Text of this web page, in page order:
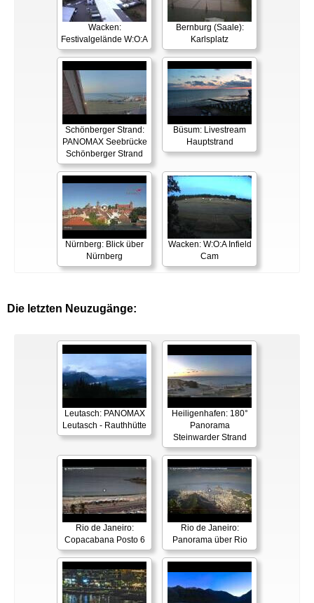
Wacken:
Festivalgelände W:O:A
Bernburg (Saale):
Karlsplatz
Schönberger Strand:
PANOMAX Seebrücke
Schönberger Strand
Büsum: Livestream
Hauptstrand
Nürnberg: Blick über
Nürnberg
Wacken: W:O:A Infield
Cam
Die letzten Neuzugänge:
Leutasch: PANOMAX
Leutasch - Rauthhütte
Heiligenhafen: 180°
Panorama
Steinwarder Strand
Rio de Janeiro:
Copacabana Posto 6
Rio de Janeiro:
Panorama über Rio